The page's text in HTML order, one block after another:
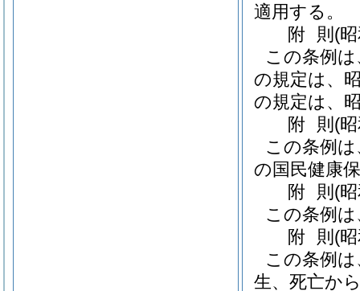
適用する。
附 則 (
この条例
の規定は、
の規定は、
附 則 (
この条例
の国民健康
附 則 (
この条例
附 則 (
この条例
生、死亡か